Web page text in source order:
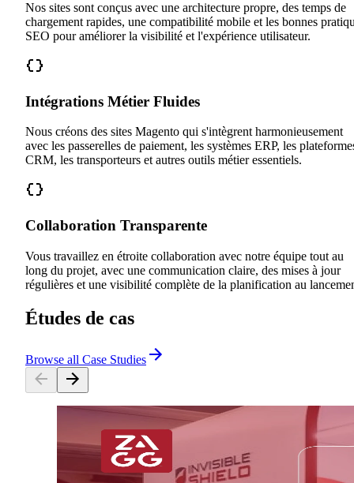
Nos sites sont conçus avec une architecture propre, des temps de
chargement rapides, une compatibilité mobile et les bonnes
SEO pour améliorer la visibilité et l'expérience utilisateur.
Intégrations Métier Fluides
Nous créons des sites Magento qui s'intègrent harmonieusement
avec les passerelles de paiement, les systèmes ERP, les
CRM, les transporteurs et autres outils métier essentiels.
Collaboration Transparente
Vous travaillez en étroite collaboration avec notre équipe tout au
long du projet, avec une communication claire, des mises à jour
régulières et une visibilité complète de la planification au
Études de cas
Browse all Case Studies